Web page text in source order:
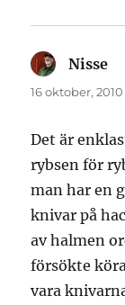
Nisse
16 oktober,
Det är
rybsen för
man har en
knivar på
av halmen
försökte
vara